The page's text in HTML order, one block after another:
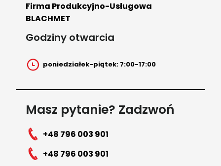
Firma Produkcyjno-Usługowa
BLACHMET
Godziny otwarcia
poniedziałek-piątek: 7:00-17:00
Masz pytanie? Zadzwoń
+48 796 003 901
+48 796 003 901